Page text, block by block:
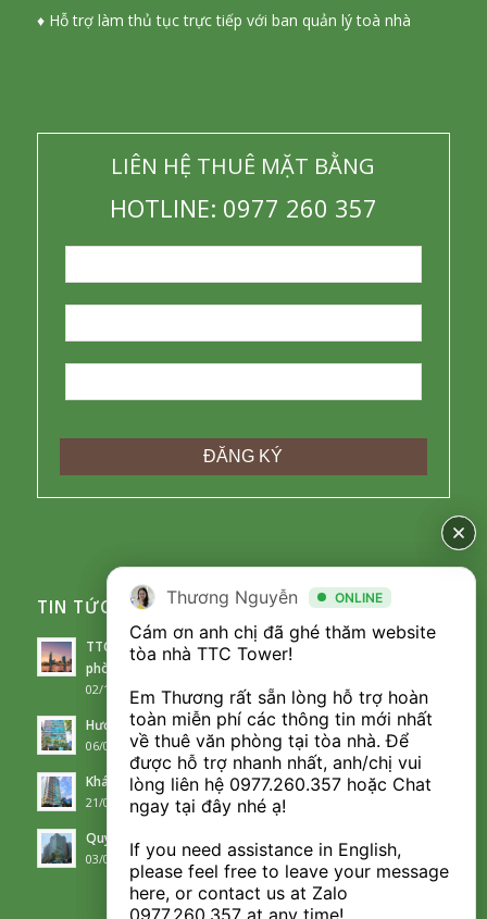
♦ Hỗ trợ làm thủ tục trực tiếp với ban quản lý toà nhà
LIÊN HỆ THUÊ MẶT BẰNG
HOTLINE: 0977 260 357
TIN TỨC CHO THUÊ
TTC Tower – Điểm sáng trên thị trường cho thuê văn
phòng đầy thách thức
02/10/2023 - 10:08
Hướng dẫn di chuyển đến TTC Tower, Duy Tân, Cầu Giấy
06/09/2023 - 14:36
Khám phá các tiện ích tại TTC Tower
21/08/2023 - 09:41
Quy mô dự án và phong cách thiết kế của TTC Tower
03/08/2023 - 16:19
Thương Nguyễn ONLINE
Cám ơn anh chị đã ghé thăm website
tòa nhà TTC Tower!
Em Thương rất sẵn lòng hỗ trợ hoàn
toàn miễn phí các thông tin mới nhất
về thuê văn phòng tại tòa nhà. Để
được hỗ trợ nhanh nhất, anh/chị vui
lòng liên hệ 0977.260.357 hoặc Chat
ngay tại đây nhé ạ!
If you need assistance in English,
please feel free to leave your message
0977.260.357 at any time!
Thương Nguyễn ONLINE
Cám ơn anh chị đã ghé thăm website
tòa nhà TTC Tower!
Em Thương rất sẵn lòng hỗ trợ hoàn
toàn miễn phí các thông tin mới nhất
về thuê văn phòng tại tòa nhà. Để
được hỗ trợ nhanh nhất, anh/chị vui
lòng liên hệ 0977.260.357 hoặc Chat
ngay tại đây nhé ạ!
If you need assistance in English,
please feel free to leave your message
0977.260.357 at any time!